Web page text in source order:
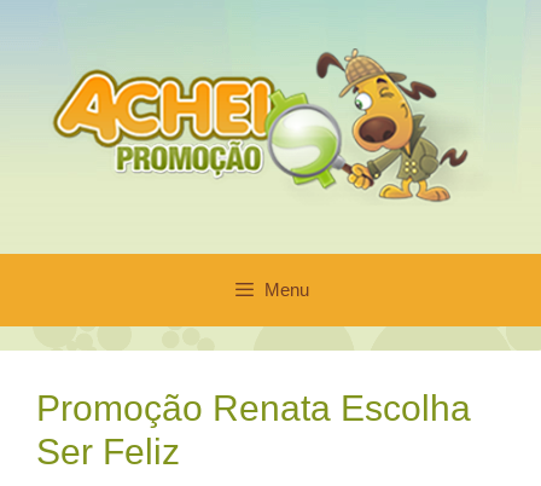
conteúdo
Menu
Promoção Renata Escolha
Ser Feliz